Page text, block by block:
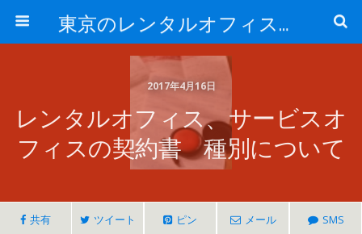
東京のレンタルオフィス、サービスオフィスの現地取材記事ブログ-ROjournal
2017年4月16日
レンタルオフィス、サービスオ
フィスの契約書 種別について
共有 ツイート ピン メール SMS